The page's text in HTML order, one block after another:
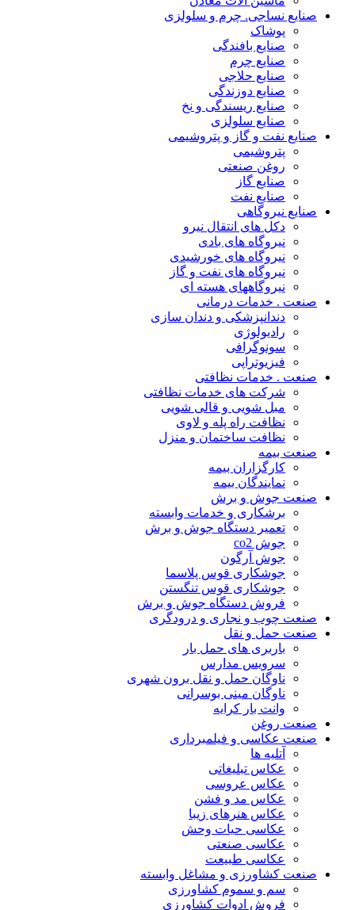
صنایع نساجی. چرم و سلولزی
پوشاک
صنایع بافندگی
صنایع چرم
صنایع حلاجی
صنایع دوزندگی
صنایع ریسندگی و نخ
صنایع سلولزی
صنایع نفت و گاز و پتروشیمی
پتروشیمی
روغن صنعتی
صنایع گاز
صنایع نفت
صنایع نیروگاهی
دکل های انتقال نیرو
نیروگاه های بادی
نیروگاه های خورشیدی
نیروگاه های نفت و گاز
نیروگاههای هسته ای
صنعت . خدمات درمانی
دندانپزشکی و دندان سازی
رادیولوژی
سونوگرافی
فیزیوتراپی
صنعت . خدمات نظافتی
شرکت های خدمات نظافتی
مبل شویی و قالی شویی
نظافت راه پله و لاوی
نظافت ساختمان و منزل
صنعت بیمه
کارگزاران بیمه
نمایندگان بیمه
صنعت جوش و برش
برشکاری و خدمات وابسته
تعمیر دستگاه جوش و برش
جوش co2
جوش آرگون
جوشکاری قوس پلاسما
جوشکاری قوس تنگستن
فروش دستگاه جوش و برش
صنعت چوب و نجاری و درودگری
صنعت حمل و نقل
باربری های حمل بار
سرویس مدارس
ناوگان حمل و نقل برون شهری
ناوگان مینی بوسرانی
وانت بار کرایه
صنعت روغن
صنعت عکاسی و فیلمبرداری
آتلیه ها
عکاس تبلیغاتی
عکاس عروسی
عکاس مد و فشن
عکاس هنرهای زیبا
عکاسی حیات وحش
عکاسی صنعتی
عکاسی طبیعت
صنعت کشاورزی و مشاغل وابسته
سم و سموم کشاورزی
فروش ادوات کشاورزی